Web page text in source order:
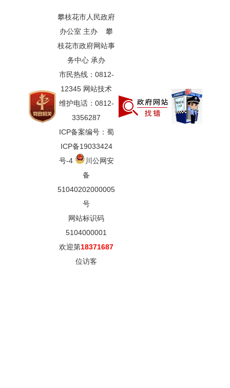
攀枝花市人民政府
办公室 主办 攀
枝花市政府网站事
务中心 承办
市民热线：0812-
12345 网站技术
维护电话：0812-
3356287
ICP备案编号：蜀
ICP备19033424
号-4
川公网安
备
51040202000005
号
网站标识码
5104000001
欢迎第18371687
位访客